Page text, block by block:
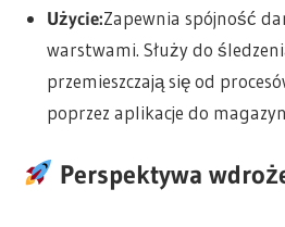
Użycie:Zapewnia spójność
warstwami. Służy do
przemieszczają się od
poprzez aplikacje do
Perspektywa